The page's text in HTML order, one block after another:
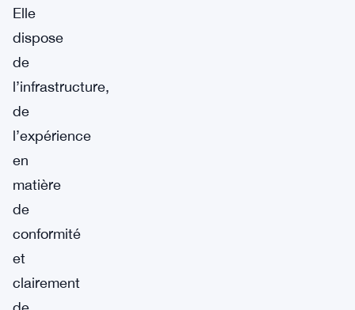
Elle
dispose
de
l’infrastructure,
de
l’expérience
en
matière
de
conformité
et
clairement